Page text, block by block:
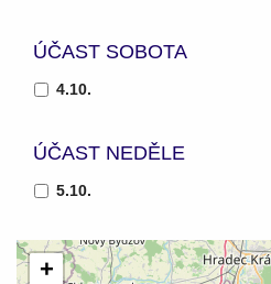
MALÍŘSTVÍ
MARKET
POČÍTAČOVÁ TVORBA A
RESTAURÁTORSTVÍ
SOCHAŘSTVÍ
ÚČAST SOBOTA
4.10.
ÚČAST NEDĚLE
5.10.
+